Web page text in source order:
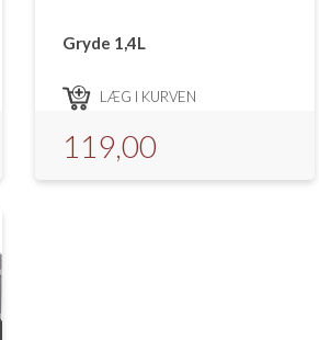
Gryde 1,4L
LÆG I KURVEN
119,00